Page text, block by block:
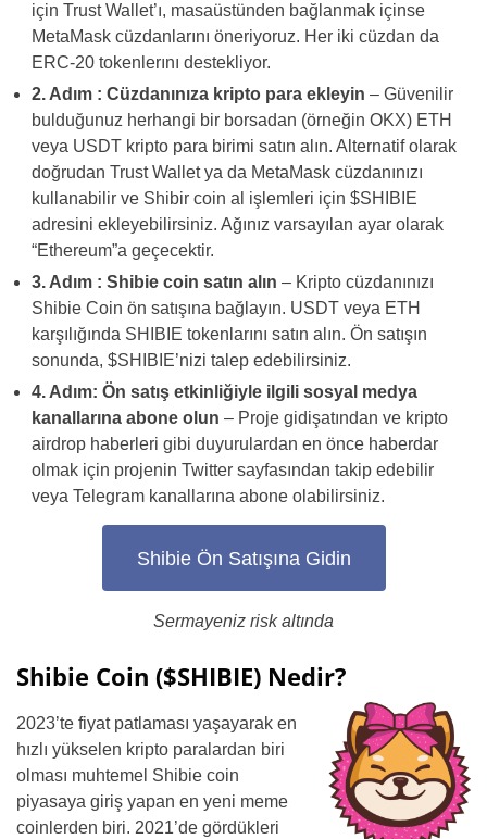
için Trust Wallet’ı, masaüstünden bağlanmak içinse
MetaMask cüzdanlarını öneriyoruz. Her iki cüzdan da
ERC-20 tokenlerını destekliyor.
2. Adım : Cüzdanınıza kripto para ekleyin – Güvenilir
bulduğunuz herhangi bir borsadan (örneğin OKX) ETH
veya USDT kripto para birimi satın alın. Alternatif olarak
doğrudan Trust Wallet ya da MetaMask cüzdanınızı
kullanabilir ve Shibir coin al işlemleri için $SHIBIE
adresini ekleyebilirsiniz. Ağınız varsayılan ayar olarak
“Ethereum”a geçecektir.
3. Adım : Shibie coin satın alın – Kripto cüzdanınızı
Shibie Coin ön satışına bağlayın. USDT veya ETH
karşılığında SHIBIE tokenlarını satın alın. Ön satışın
sonunda, $SHIBIE’nizi talep edebilirsiniz.
4. Adım: Ön satış etkinliğiyle ilgili sosyal medya
kanallarına abone olun – Proje gidişatından ve kripto
airdrop haberleri gibi duyurulardan en önce haberdar
olmak için projenin Twitter sayfasından takip edebilir
veya Telegram kanallarına abone olabilirsiniz.
Shibie Ön Satışına Gidin
Sermayeniz risk altında
Shibie Coin ($SHIBIE) Nedir?
2023’te fiyat patlaması yaşayarak en
hızlı yükselen kripto paralardan biri
olması muhtemel Shibie coin
piyasaya giriş yapan en yeni meme
coinlerden biri. 2021’de gördükleri